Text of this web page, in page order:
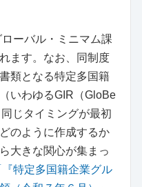
ーバル・ミニマム課
ます。なお、同制度
類となる特定多国籍
いわゆるGIR（GloBe
じタイミングが最初
のように作成するか
大きな関心が集まっ
『特定多国籍企業グル